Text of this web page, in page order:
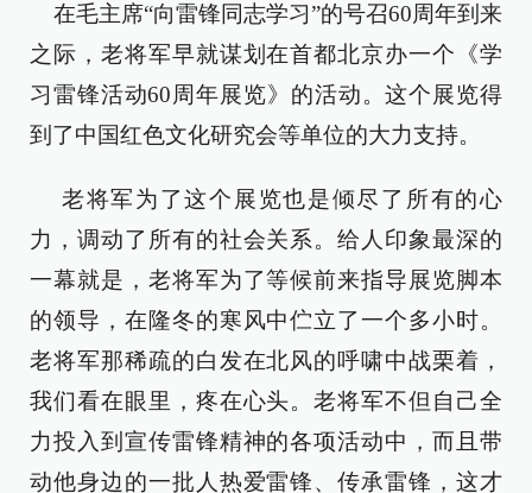
在毛主席“向雷锋同志学习”的号召60周年到来
之际，老将军早就谋划在首都北京办一个《学
习雷锋活动60周年展览》的活动。这个展览得
到了中国红色文化研究会等单位的大力支持。
老将军为了这个展览也是倾尽了所有的心
力，调动了所有的社会关系。给人印象最深的
一幕就是，老将军为了等候前来指导展览脚本
的领导，在隆冬的寒风中伫立了一个多小时。
老将军那稀疏的白发在北风的呼啸中战栗着，
我们看在眼里，疼在心头。老将军不但自己全
力投入到宣传雷锋精神的各项活动中，而且带
动他身边的一批人热爱雷锋、传承雷锋，这才